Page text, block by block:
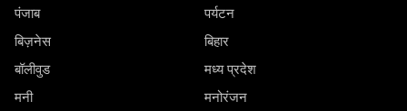
पंजाब
पर्यटन
बिज़नेस
बिहार
बॉलीवुड
मध्य प्रदेश
मनी
मनोरंजन